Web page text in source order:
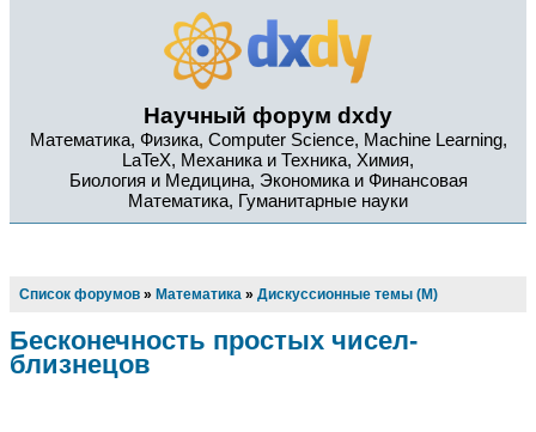
Научный форум dxdy
Математика, Физика, Computer Science, Machine Learning,
LaTeX, Механика и Техника, Химия,
Биология и Медицина, Экономика и Финансовая
Математика, Гуманитарные науки
Список форумов » Математика » Дискуссионные темы (М)
Бесконечность простых чисел-
близнецов